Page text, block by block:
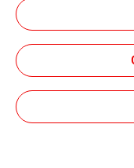
Accessibilité:
techniques
seront utilisés. Pour
consulter la page «
traceurs ».